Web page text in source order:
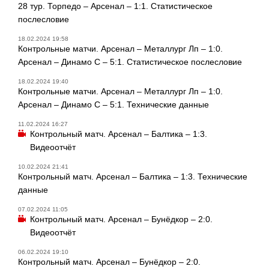
28 тур. Торпедо – Арсенал – 1:1. Статистическое
послесловие
18.02.2024 19:58
Контрольные матчи. Арсенал – Металлург Лп – 1:0.
Арсенал – Динамо С – 5:1. Статистическое послесловие
18.02.2024 19:40
Контрольные матчи. Арсенал – Металлург Лп – 1:0.
Арсенал – Динамо С – 5:1. Технические данные
11.02.2024 16:27
Контрольный матч. Арсенал – Балтика – 1:3.
Видеоотчёт
10.02.2024 21:41
Контрольный матч. Арсенал – Балтика – 1:3. Технические
данные
07.02.2024 11:05
Контрольный матч. Арсенал – Бунёдкор – 2:0.
Видеоотчёт
06.02.2024 19:10
Контрольный матч. Арсенал – Бунёдкор – 2:0.